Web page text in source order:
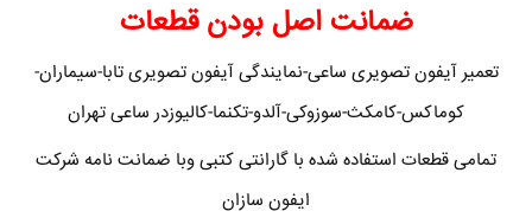
ضمانت اصل بودن قطعات
تعمیر آیفون تصویری ساعی-نمایندگی آیفون تصویری تابا-سیماران-
کوماکس-کامکث-سوزوکی-آلدو-تکنما-کالیوزدر ساعی تهران
تمامی قطعات استفاده شده با گارانتی کتبی وبا ضمانت نامه شرکت
ایفون سازان